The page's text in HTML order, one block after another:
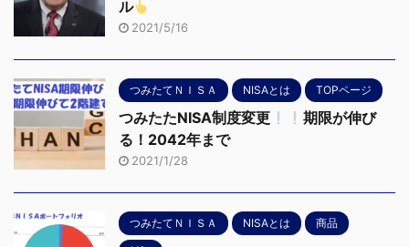
ル
2021/5/16
つみたてＮＩＳＡ NISAとは TOPページ
つみたたNISA制度変更
期限が伸び
る！2042年まで
2021/1/28
つみたてＮＩＳＡ NISAとは 商品